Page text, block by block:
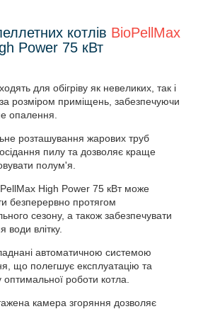
котлів BioPellMax
Power 75 кВт
для обігріву як невеликих, так і
розміром приміщень, забезпечуючи
опалення.
розташування жарових труб
пилу та дозволяє краще
полум'я.
High Power 75 кВт може
безперервно протягом
сезону, а також забезпечувати
води влітку.
автоматичною системою
що полегшує експлуатацію та
оптимальної роботи котла.
камера згоряння дозволяє